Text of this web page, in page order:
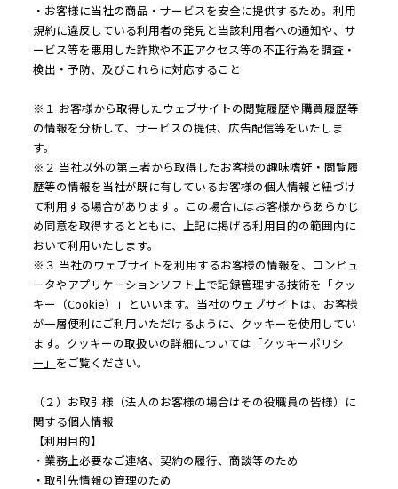
・お客様に当社の商品・サービスを安全に提供するため。利用
規約に違反している利用者の発見と当該利用者への通知や、サ
ービス等を悪用した詐欺や不正アクセス等の不正行為を調査・
検出・予防、及びこれらに対応すること
※１ お客様から取得したウェブサイトの閲覧履歴や購買履歴等
の情報を分析して、サービスの提供、広告配信等をいたしま
す。
※２ 当社以外の第三者から取得したお客様の趣味嗜好・閲覧履
歴等の情報を当社が既に有しているお客様の個人情報と紐づけ
て利用する場合があります 。この場合にはお客様からあらかじ
め同意を取得するとともに、上記に掲げる利用目的の範囲内に
おいて利用いたします。
※３ 当社のウェブサイトを利用するお客様の情報を、コンピュ
ータやアプリケーションソフト上で記録管理する技術を「クッ
キー（Cookie）」といいます。当社のウェブサイトは、お客様
が一層便利にご利用いただけるように、クッキーを使用してい
ます。クッキーの取扱いの詳細については 「クッキーポリシ
ー」 をご覧ください。
（２）お取引様（法人のお客様の場合はその役職員の皆様）に
関する個人情報
【利用目的】
・業務上必要なご連絡、契約の履行、商談等のため
・取引先情報の管理のため